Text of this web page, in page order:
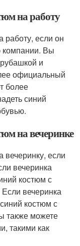
на работу
работу, если он
компании. Вы
и
официальный
более
синий
на вечеринке
если
вечеринка
костюм с
вечеринка
костюм с
также можете
такими как